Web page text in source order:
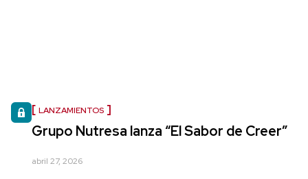
LANZAMIENTOS
Grupo Nutresa lanza “El Sabor de Creer”
abril 27, 2026